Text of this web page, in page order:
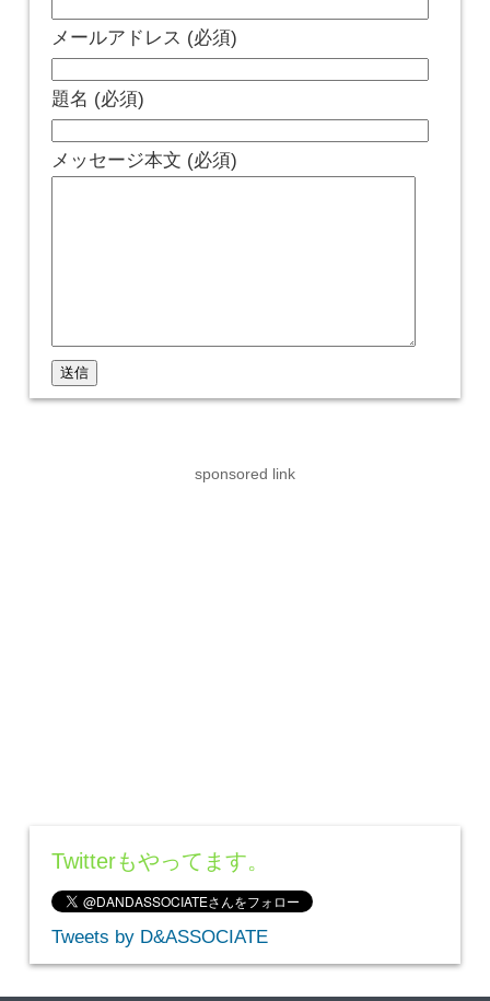
メールアドレス (必須)
題名 (必須)
メッセージ本文 (必須)
sponsored link
Twitterもやってます。
Tweets by D&ASSOCIATE